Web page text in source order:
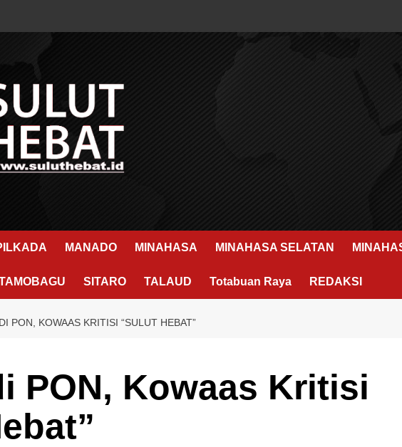
MANADO MINAHASA MINAHASA SELATAN
SITARO TALAUD Totabuan Raya REDAKSI
PON, KOWAAS KRITISI “SULUT HEBAT”
PON, Kowaas Kritisi